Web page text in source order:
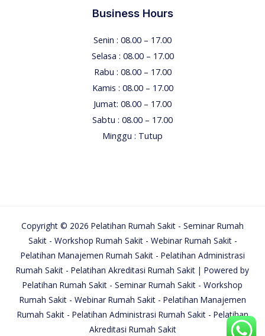
Business Hours
Senin : 08.00 – 17.00
Selasa : 08.00 – 17.00
Rabu : 08.00 – 17.00
Kamis : 08.00 – 17.00
Jumat: 08.00 – 17.00
Sabtu : 08.00 – 17.00
Minggu : Tutup
Copyright © 2026 Pelatihan Rumah Sakit - Seminar Rumah
Sakit - Workshop Rumah Sakit - Webinar Rumah Sakit -
Pelatihan Manajemen Rumah Sakit - Pelatihan Administrasi
Rumah Sakit - Pelatihan Akreditasi Rumah Sakit | Powered by
Pelatihan Rumah Sakit - Seminar Rumah Sakit - Workshop
Rumah Sakit - Webinar Rumah Sakit - Pelatihan Manajemen
Rumah Sakit - Pelatihan Administrasi Rumah Sakit - Pelatihan
Akreditasi Rumah Sakit